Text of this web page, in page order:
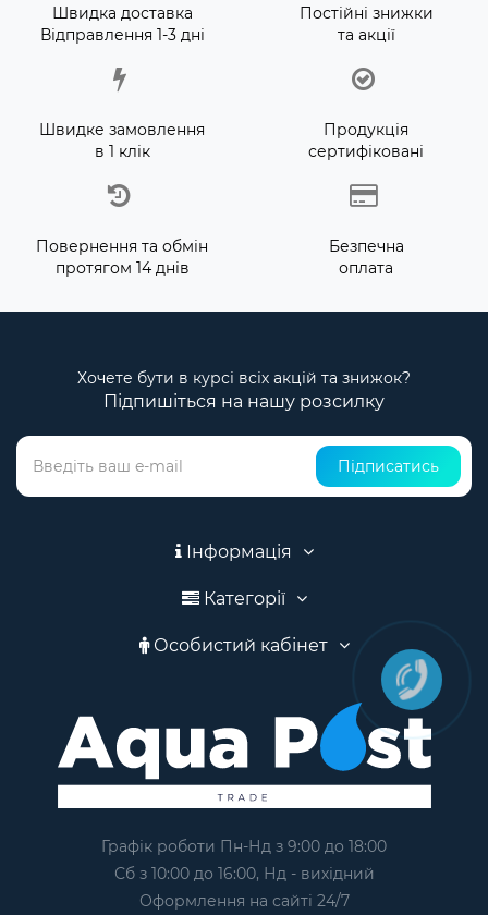
Швидка доставка
Відправлення 1-3 дні
Постійні знижки
та акції
Швидке замовлення
в 1 клік
Продукція
сертифіковані
Повернення та обмін
протягом 14 днів
Безпечна
оплата
Хочете бути в курсі всіх акцій та знижок?
Підпишіться на нашу розсилку
Підписатись
Інформація
Категорії
Особистий кабінет
Графік роботи Пн-Нд з 9:00 до 18:00
Сб з 10:00 до 16:00, Нд - вихідний
Оформлення на сайтi 24/7